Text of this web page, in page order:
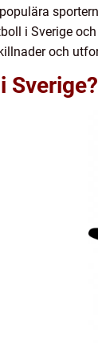
i Sverige
och
Sverige?